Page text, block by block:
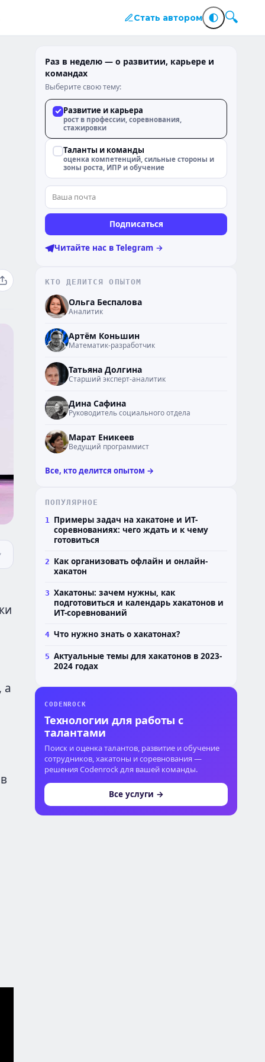
Стать автором
а
Раз в неделю — о развитии, карьере и
командах
Выберите свою тему:
Развитие и карьера
рост в профессии, соревнования,
стажировки
Таланты и команды
оценка компетенций, сильные стороны и
зоны роста, ИПР и обучение
Подписаться
Читайте нас в Telegram →
КТО ДЕЛИТСЯ ОПЫТОМ
ОБ Ольга Беспалова
Аналитик
АК Артём Коньшин
Математик-разработчик
ТД Татьяна Долгина
Старший эксперт-аналитик
ДС Дина Сафина
Руководитель социального отдела
МЕ Марат Еникеев
Ведущий программист
Все, кто делится опытом →
ПОПУЛЯРНОЕ
1
Примеры задач на хакатоне и ИТ-
соревнованиях: чего ждать и к чему
готовиться
2 Как организовать офлайн и онлайн-
хакатон
3 Хакатоны: зачем нужны, как
подготовиться и календарь хакатонов и
ИТ-соревнований
4 Что нужно знать о хакатонах?
5 Актуальные темы для хакатонов в 2023-
2024 годах
CODENROCK
Технологии для работы с
талантами
Поиск и оценка талантов, развитие и обучение
сотрудников, хакатоны и соревнования —
решения Codenrock для вашей команды.
Все услуги →